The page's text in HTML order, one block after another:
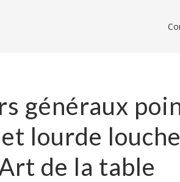
généraux
lourde
de la table